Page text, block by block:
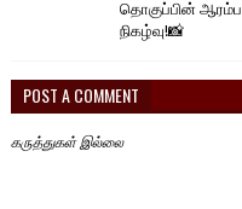
தொகுப்பின் ஆரம்ப
நிகழ்வு!📸
POST A COMMENT
கருத்துகள் இல்லை